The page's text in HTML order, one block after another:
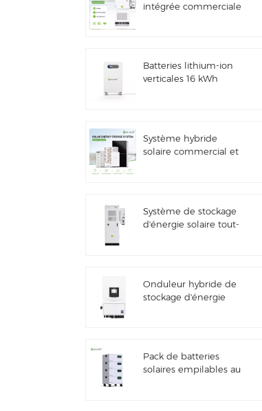
intégrée commerciale
Batteries lithium-ion
verticales 16 kWh
Système hybride
solaire commercial et
Système de stockage
d'énergie solaire tout-
à batterie lithium 60
kWh, extérieur, 51,2 V,
Onduleur hybride de
stockage d'énergie
Pack de batteries
solaires empilables au